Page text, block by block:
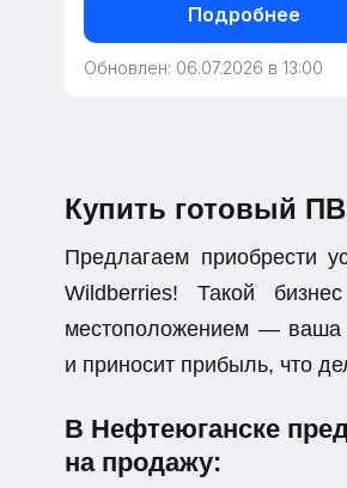
Подробнее
Обновлен: 06.07.2026 в 13:00
Купить готовый
Предлагаем приобрести
Wildberries! Такой
местоположением — ваша
и приносит прибыль, что
В Нефтеюганске
на продажу: